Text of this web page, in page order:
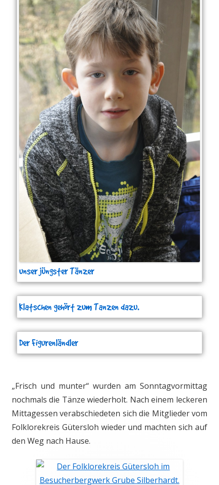
unser jüngster Tänzer
Klatschen gehört zum Tanzen dazu.
Der Figurenländler
„Frisch und munter“ wurden am Sonntagvormittag
nochmals die Tänze wiederholt. Nach einem leckeren
Mittagessen verabschiedeten sich die Mitglieder vom
Folklorekreis Gütersloh wieder und machten sich auf
den Weg nach Hause.